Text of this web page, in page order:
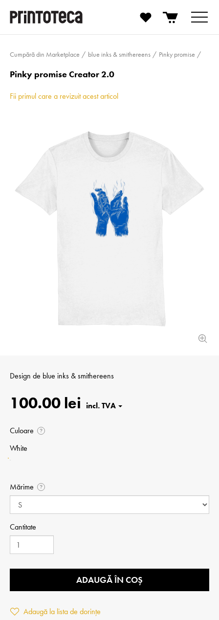
Cumpără din Marketplace blue inks & smithereens Pinky promise
Pinky promise Creator 2.0
Fii primul care a revizuit acest articol
Design de blue inks & smithereens
100.00 lei
Culoare ?
White
Mărime ?
Cantitate
ADAUGĂ ÎN COȘ
Adaugă la lista de dorințe